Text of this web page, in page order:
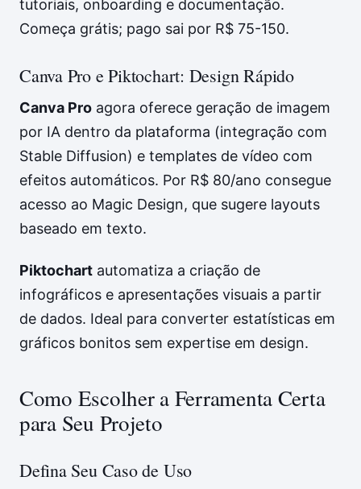
tutoriais, onboarding e documentação.
Começa grátis; pago sai por R$ 75-150.
Canva Pro e Piktochart: Design Rápido
Canva Pro agora oferece geração de imagem
por IA dentro da plataforma (integração com
Stable Diffusion) e templates de vídeo com
efeitos automáticos. Por R$ 80/ano consegue
acesso ao Magic Design, que sugere layouts
baseado em texto.
Piktochart automatiza a criação de
infográficos e apresentações visuais a partir
de dados. Ideal para converter estatísticas em
gráficos bonitos sem expertise em design.
Como Escolher a Ferramenta Certa
para Seu Projeto
Defina Seu Caso de Uso